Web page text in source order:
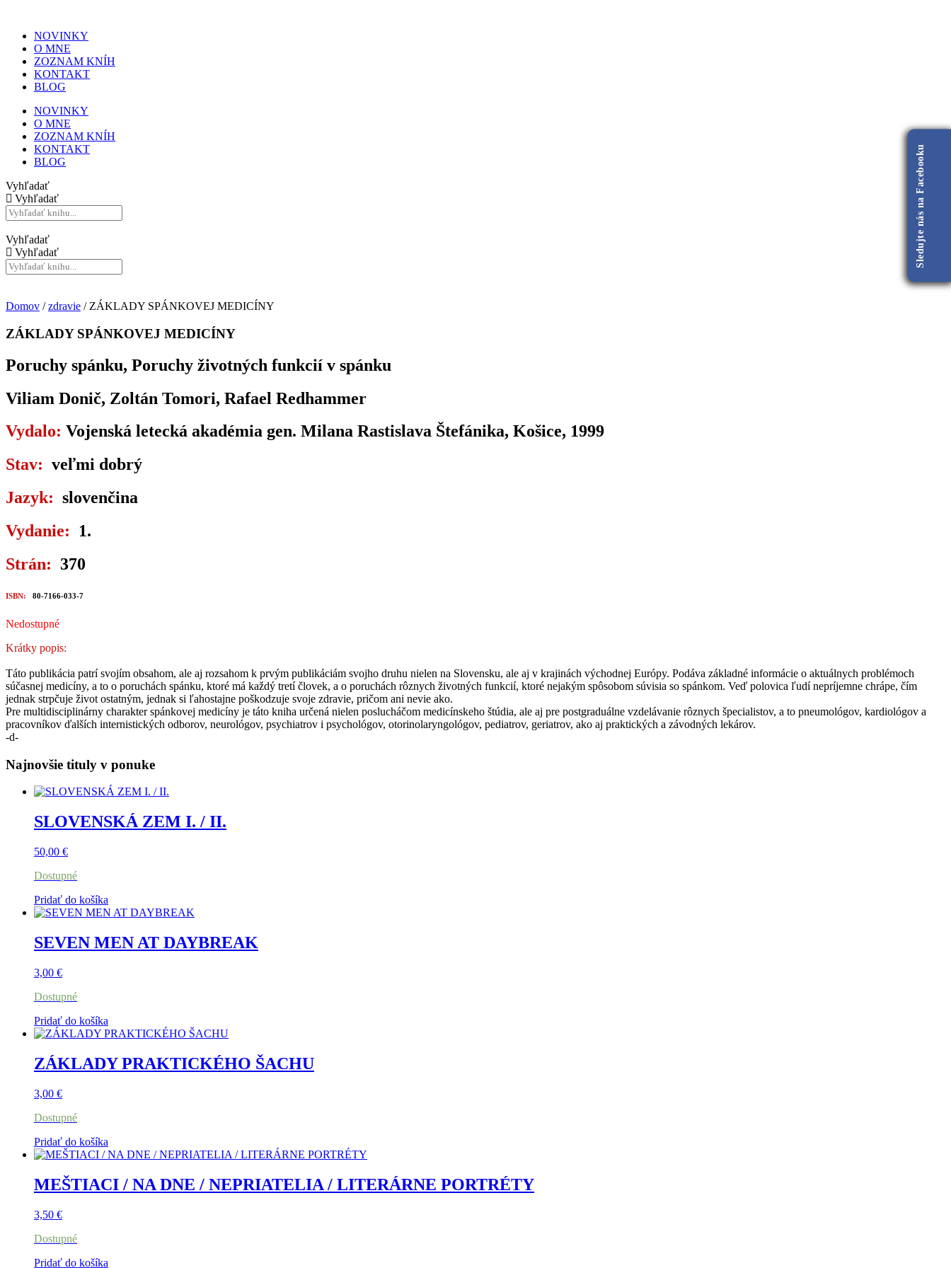
NOVINKY
O MNE
ZOZNAM KNÍH
KONTAKT
BLOG
NOVINKY
O MNE
ZOZNAM KNÍH
KONTAKT
BLOG
Vyhľadať
Vyhľadať
Vyhľadať
Vyhľadať
Domov /zdravie / ZÁKLADY SPÁNKOVEJ MEDICÍNY
ZÁKLADY SPÁNKOVEJ MEDICÍNY
Poruchy spánku, Poruchy životných funkcií v spánku
Viliam Donič, Zoltán Tomori, Rafael Redhammer
Vydalo: Vojenská letecká akadémia gen. Milana Rastislava Štefánika, Košice, 1999
Stav: veľmi dobrý
Jazyk: slovenčina
Vydanie: 1.
Strán: 370
ISBN: 80-7166-033-7
Nedostupné
Krátky popis:
Táto publikácia patrí svojím obsahom, ale aj rozsahom k prvým publikáciám svojho druhu nielen na Slovensku, ale aj v krajinách východnej Európy. Podáva základné informácie o aktuálnych problémoch
súčasnej medicíny, a to o poruchách spánku, ktoré má každý tretí človek, a o poruchách rôznych životných funkcií, ktoré nejakým spôsobom súvisia so spánkom. Veď polovica ľudí nepríjemne chrápe, čím
jednak strpčuje život ostatným, jednak si ľahostajne poškodzuje svoje zdravie, pričom ani nevie ako.
Pre multidisciplinárny charakter spánkovej medicíny je táto kniha určená nielen poslucháčom medicínskeho štúdia, ale aj pre postgraduálne vzdelávanie rôznych špecialistov, a to pneumológov, kardiológov a
pracovníkov ďalších internistických odborov, neurológov, psychiatrov i psychológov, otorinolaryngológov, pediatrov, geriatrov, ako aj praktických a závodných lekárov.
-d-
Najnovšie tituly v ponuke
SLOVENSKÁ ZEM I. / II.
50,00 €
Dostupné
Pridať do košíka
SEVEN MEN AT DAYBREAK
3,00 €
Dostupné
Pridať do košíka
ZÁKLADY PRAKTICKÉHO ŠACHU
3,00 €
Dostupné
Pridať do košíka
MEŠTIACI / NA DNE / NEPRIATELIA / LITERÁRNE PORTRÉTY
3,50 €
Dostupné
Pridať do košíka
Sledujte nás na Facebooku